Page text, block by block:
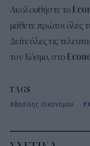
Ακολουθήστε το
μάθετε πρώτοι όλες
Δείτε όλες τις
τον Κόσμο, στο
TAGS
Βασίλης Οικονόμου